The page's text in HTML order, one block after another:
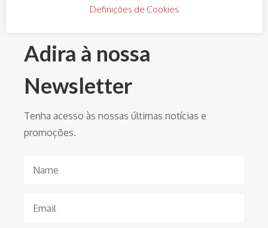
Adira à nossa
Newsletter
Tenha acesso às nossas últimas notícias e
promoções.
Definições de Cookies